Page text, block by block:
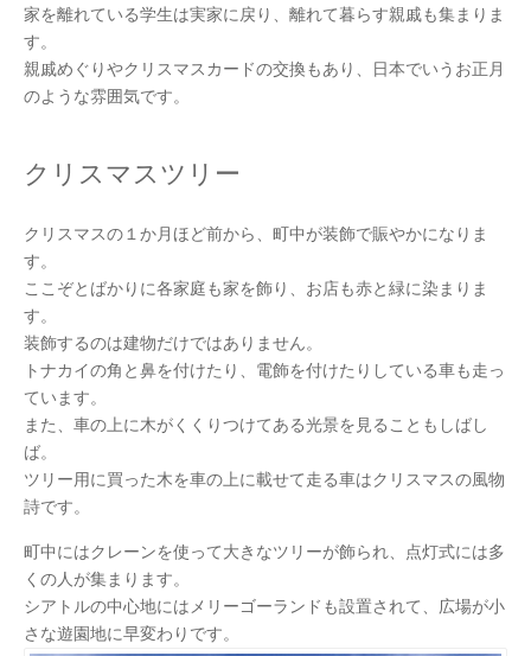
家を離れている学生は実家に戻り、離れて暮らす親戚も集まりま
す。
親戚めぐりやクリスマスカードの交換もあり、日本でいうお正月
のような雰囲気です。
クリスマスツリー
クリスマスの１か月ほど前から、町中が装飾で賑やかになりま
す。
ここぞとばかりに各家庭も家を飾り、お店も赤と緑に染まりま
す。
装飾するのは建物だけではありません。
トナカイの角と鼻を付けたり、電飾を付けたりしている車も走っ
ています。
また、車の上に木がくくりつけてある光景を見ることもしばし
ば。
ツリー用に買った木を車の上に載せて走る車はクリスマスの風物
詩です。
町中にはクレーンを使って大きなツリーが飾られ、点灯式には多
くの人が集まります。
シアトルの中心地にはメリーゴーランドも設置されて、広場が小
さな遊園地に早変わりです。